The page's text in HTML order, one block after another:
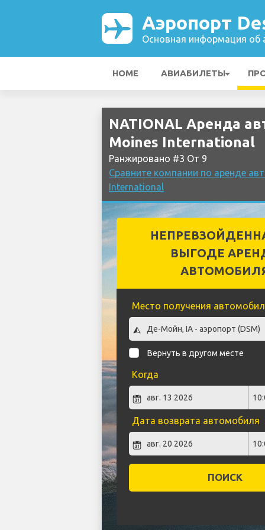
Аэропорт
Основная информация об
HOME АВИАБИЛЕТЫ
NATIONAL Аренда
Moines International
Ранжировано #3 От 9
Сравните компании по аренде
International
ВЫГОДЕ
Место получения
Вернуть в другом месте
Когда
Дата возврата автомобиля
ПОИСК